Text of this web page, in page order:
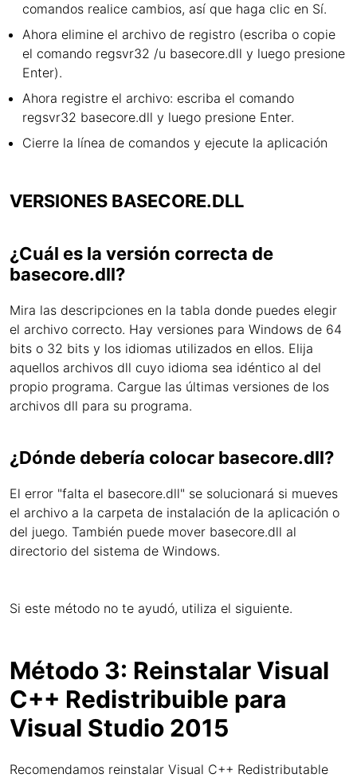
comandos realice cambios, así que haga clic en Sí.
Ahora elimine el archivo de registro (escriba o copie
el comando regsvr32 /u basecore.dll y luego presione
Enter).
Ahora registre el archivo: escriba el comando
regsvr32 basecore.dll y luego presione Enter.
Cierre la línea de comandos y ejecute la aplicación
VERSIONES BASECORE.DLL
¿Cuál es la versión correcta de
basecore.dll?
Mira las descripciones en la tabla donde puedes elegir
el archivo correcto. Hay versiones para Windows de 64
bits o 32 bits y los idiomas utilizados en ellos. Elija
aquellos archivos dll cuyo idioma sea idéntico al del
propio programa. Cargue las últimas versiones de los
archivos dll para su programa.
¿Dónde debería colocar basecore.dll?
El error "falta el basecore.dll" se solucionará si mueves
el archivo a la carpeta de instalación de la aplicación o
del juego. También puede mover basecore.dll al
directorio del sistema de Windows.
Si este método no te ayudó, utiliza el siguiente.
Método 3: Reinstalar Visual
C++ Redistribuible para
Visual Studio 2015
Recomendamos reinstalar Visual C++ Redistributable